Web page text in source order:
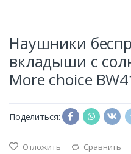
Наушники
вкладыши с
More choice
Поделиться:
Отложить Сравнить